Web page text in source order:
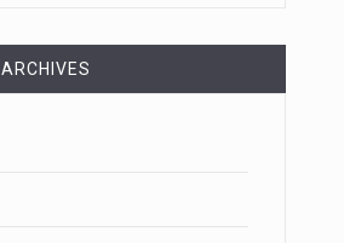
ARCHIVES